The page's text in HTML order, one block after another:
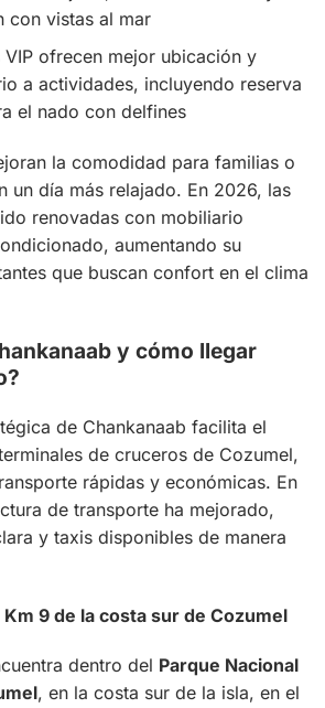
con vistas al mar
VIP ofrecen mejor ubicación y
a actividades, incluyendo reserva
el nado con delfines
la comodidad para familias o
un día más relajado. En 2026, las
renovadas con mobiliario
aumentando su
que buscan confort en el clima
y cómo llegar
de Chankanaab facilita el
de cruceros de Cozumel,
rápidas y económicas. En
de transporte ha mejorado,
y taxis disponibles de manera
9 de la costa sur de Cozumel
dentro del Parque Nacional
, en la costa sur de la isla, en el